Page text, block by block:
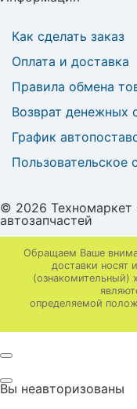
Как сделать заказ
Оплата и доставка
Правила обмена
Возврат денежных
График
Пользовательское
© 2026 Техномаркет
автозапчастей
Обращаем Ваше
доставки носят
(ознакомительный)
определяемой
Вы неавторизованы